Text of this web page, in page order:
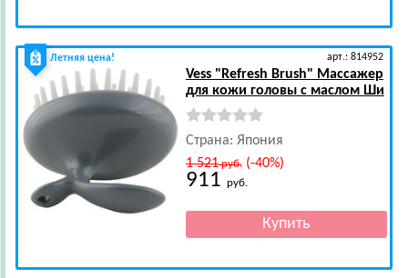
Летняя цена! арт.: 814952
Vess"Refresh Brush" Массажер
для кожи головы с маслом Ши
Страна: Япония
1 521руб.(-40%)
911 руб.